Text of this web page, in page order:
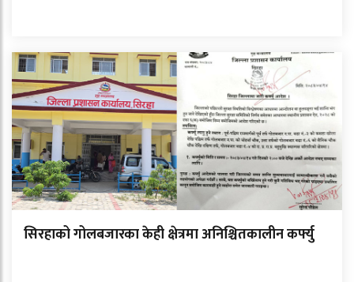
सिरहाको गोलबजारका केही क्षेत्रमा अनिश्चितकालीन कर्फ्यु